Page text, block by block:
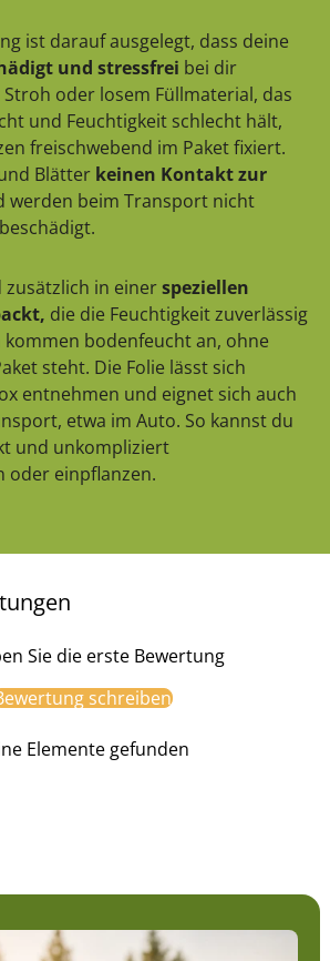
ist darauf ausgelegt, dass deine
und stressfrei bei dir
oder losem Füllmaterial, das
und Feuchtigkeit schlecht hält,
freischwebend im Paket fixiert.
Blätter keinen Kontakt zur
werden beim Transport nicht
zusätzlich in einerspeziellen
die die Feuchtigkeit zuverlässig
kommen bodenfeucht an, ohne
steht. Die Folie lässt sich
entnehmen und eignet sich auch
etwa im Auto. So kannst du
und unkompliziert
oder einpflanzen.
Sie die erste Bewertung
schreiben
Elemente gefunden